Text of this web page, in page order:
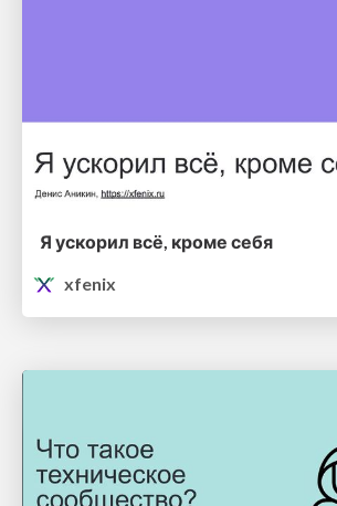
Я ускорил всё, кроме себя
xfenix